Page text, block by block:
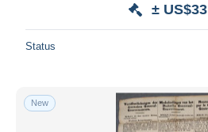
±
Status
New